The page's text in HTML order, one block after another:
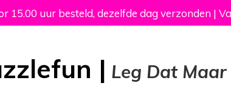
15.00 uur besteld, dezelfde dag verzonden |
| Leg Dat